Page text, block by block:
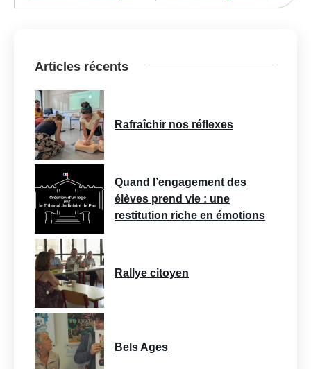
Articles récents
Rafraîchir nos réflexes
Quand l’engagement des
élèves prend vie : une
restitution riche en émotions
Rallye citoyen
Bels Ages